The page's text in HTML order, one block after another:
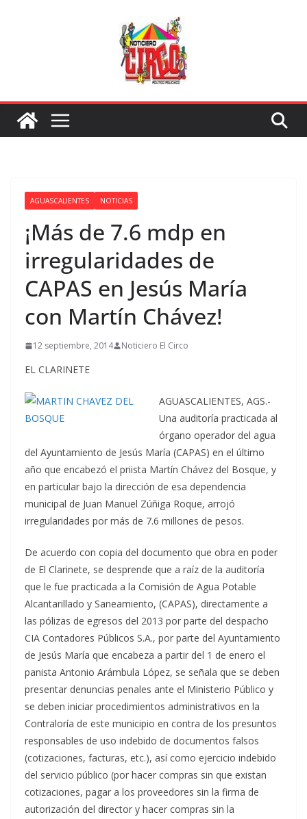
AGUASCALIENTES NOTICIAS
¡Más de 7.6 mdp en
irregularidades de
CAPAS en Jesús María
con Martín Chávez!
12 septiembre, 2014 Noticiero El Circo
EL CLARINETE
AGUASCALIENTES, AGS.-
Una auditoría practicada al
órgano operador del agua
del Ayuntamiento de Jesús María (CAPAS) en el último
año que encabezó el priista Martín Chávez del Bosque, y
en particular bajo la dirección de esa dependencia
municipal de Juan Manuel Zúñiga Roque, arrojó
irregularidades por más de 7.6 millones de pesos.
De acuerdo con copia del documento que obra en poder
de El Clarinete, se desprende que a raíz de la auditoría
que le fue practicada a la Comisión de Agua Potable
Alcantarillado y Saneamiento, (CAPAS), directamente a
las pólizas de egresos del 2013 por parte del despacho
CIA Contadores Públicos S.A., por parte del Ayuntamiento
de Jesús María que encabeza a partir del 1 de enero el
panista Antonio Arámbula López, se señala que se deben
presentar denuncias penales ante el Ministerio Público y
se deben iniciar procedimientos administrativos en la
Contraloría de este municipio en contra de los presuntos
responsables de uso indebido de documentos falsos
(cotizaciones, facturas, etc.), así como ejercicio indebido
del servicio público (por hacer compras sin que existan
cotizaciones, pagar a los proveedores sin la firma de
autorización del director y hacer compras sin la